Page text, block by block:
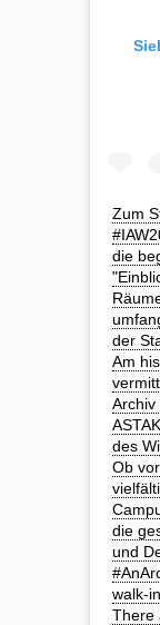
Zum
die
der
Am
Archiv
des
Ob
die
und
walk-
There